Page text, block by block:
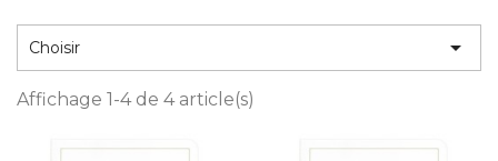
RETROUVEZ NOS COLLECTIONS
Choisir 
Affichage 1-4 de 4 article(s)